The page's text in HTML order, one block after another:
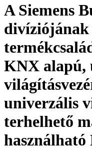
A Siemens
KNX alapú,
univerzális
terhelhető
használható